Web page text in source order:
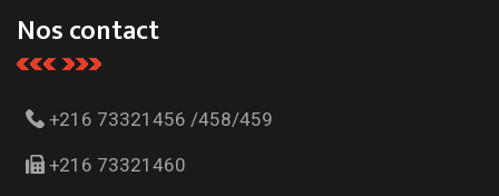
Nos contact
+216 73321456 /458/459
+216 73321460